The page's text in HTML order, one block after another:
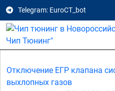
Telegram: EuroCT_bot
Отключение ЕГР клапана
выхлопных газов